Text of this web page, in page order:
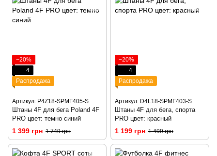
−20%
4
Распродажа
Артикул: P4Z18-SPMF405-S
Штаны 4F для бега Poland 4F
PRO цвет: темно синий
1 399 грн 1 749 грн
−20%
4
Распродажа
Артикул: D4L18-SPMF403-S
Штаны 4F для бега, спорта
PRO цвет: красный
1 199 грн 1 499 грн